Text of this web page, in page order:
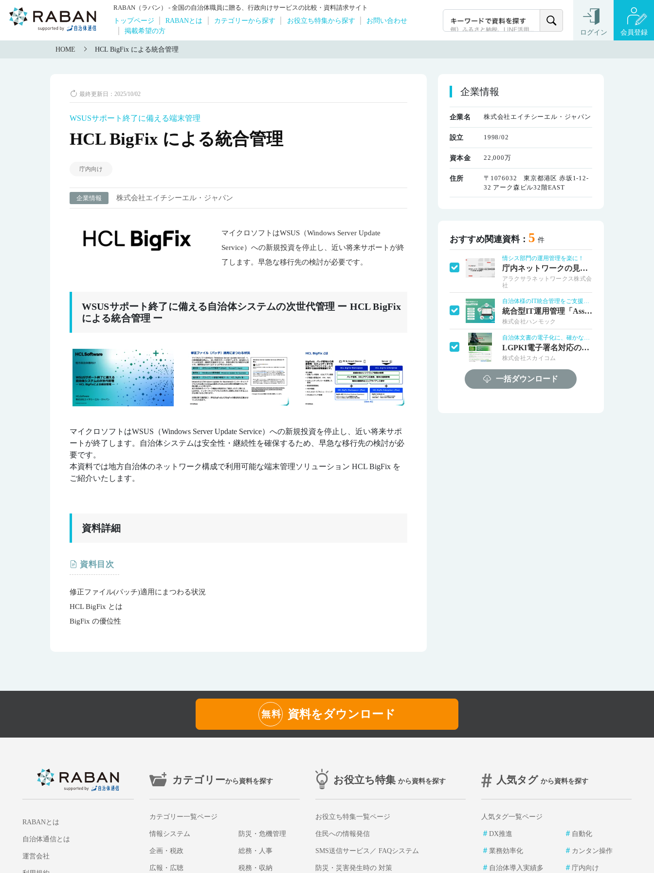
RABAN（ラバン） - 全国の自治体職員に贈る、行政向けサービスの比較・資料請求サイト
トップページ RABANとは カテゴリーから探す お役立ち特集から探す
お問い合わせ
掲載希望の方
ログイン 会員登録
HOME HCL BigFix による統合管理
最終更新日：2025/10/02
WSUSサポート終了に備える端末管理
HCL BigFix による統合管理
庁内向け
企業情報 株式会社エイチシーエル・ジャパン
マイクロソフトはWSUS（Windows Server Update
Service）への新規投資を停⽌し、近い将来サポートが終
了します。早急な移行先の検討が必要です。
WSUSサポート終了に備える自治体システムの次世代管理 ー HCL BigFix
による統合管理 ー
マイクロソフトはWSUS（Windows Server Update Service）への新規投資を停⽌し、近い将来サポ
ートが終了します。⾃治体システムは安全性・継続性を確保するため、早急な移⾏先の検討が必
要です。
本資料では地方自治体のネットワーク構成で利用可能な端末管理ソリューション HCL BigFix を
ご紹介いたします。
資料詳細
資料目次
修正ファイル(パッチ)適用にまつわる状況
HCL BigFix とは
BigFix の優位性
企業情報
企業名 株式会社エイチシーエル・ジャパン
設立 1998/02
資本金 22,000万
住所
〒1076032 東京都港区 赤坂1-12-
32 アーク森ビル32階EAST
おすすめ関連資料： 5 件
情シス部門の運用管理を楽に！
庁内ネットワークの見える化で管理を効率化
アラクサラネットワークス株式会
社
自治体様のIT統合管理をご支援します！
統合型IT運用管理「AssetView」
株式会社ハンモック
自治体文書の電子化に、確かな安全を！
LGPKI電子署名対応のPDFソフト
株式会社スカイコム
利便性とセキュリティ確保を両立
一括ダウンロード
無料 資料をダウンロード
RABANとは
自治体通信とは
運営会社
カテゴリーから資料を探す
カテゴリー一覧ページ
情報システム
企画・税政
広報・広聴
防災・危機管理
総務・人事
税務・収納
お役立ち特集 から資料を探す
お役立ち特集一覧ページ
住民への情報発信
SMS送信サービス／ FAQシステム
防災・災害発生時の 対策
人気タグ から資料を探す
人気タグ一覧ページ
＃ DX推進
＃ 業務効率化
＃ 自治体導入実績多
＃ 自動化
＃ カンタン操作
＃ 庁内向け